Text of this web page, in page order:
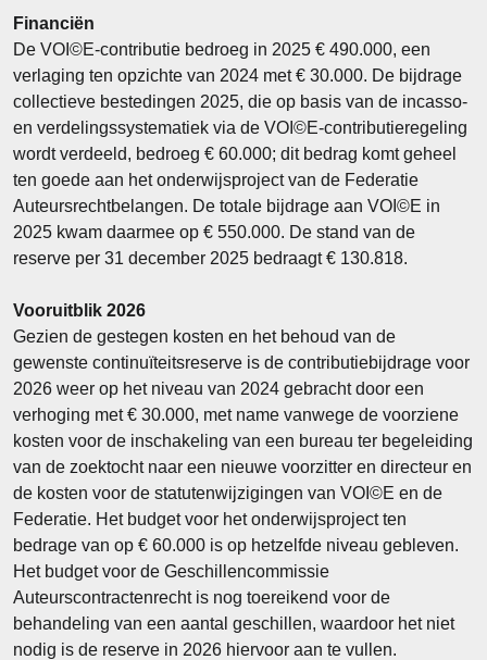
Financiën
De VOI©E-contributie bedroeg in 2025 € 490.000, een
verlaging ten opzichte van 2024 met € 30.000. De bijdrage
collectieve bestedingen 2025, die op basis van de incasso-
en verdelingssystematiek via de VOI©E-contributieregeling
wordt verdeeld, bedroeg € 60.000; dit bedrag komt geheel
ten goede aan het onderwijsproject van de Federatie
Auteursrechtbelangen. De totale bijdrage aan VOI©E in
2025 kwam daarmee op € 550.000. De stand van de
reserve per 31 december 2025 bedraagt € 130.818.
Vooruitblik 2026
Gezien de gestegen kosten en het behoud van de
gewenste continuïteitsreserve is de contributiebijdrage voor
2026 weer op het niveau van 2024 gebracht door een
verhoging met € 30.000, met name vanwege de voorziene
kosten voor de inschakeling van een bureau ter begeleiding
van de zoektocht naar een nieuwe voorzitter en directeur en
de kosten voor de statutenwijzigingen van VOI©E en de
Federatie. Het budget voor het onderwijsproject ten
bedrage van op € 60.000 is op hetzelfde niveau gebleven.
Het budget voor de Geschillencommissie
Auteurscontractenrecht is nog toereikend voor de
behandeling van een aantal geschillen, waardoor het niet
nodig is de reserve in 2026 hiervoor aan te vullen.